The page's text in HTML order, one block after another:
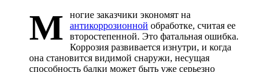
М
ногие заказчики экономят на
антикоррозионной обработке, считая ее
второстепенной. Это фатальная ошибка.
Коррозия развивается изнутри, и когда
она становится видимой снаружи, несущая
способность балки может быть уже серьезно